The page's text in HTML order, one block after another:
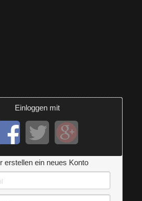
Einloggen mit
erstellen ein neues Konto